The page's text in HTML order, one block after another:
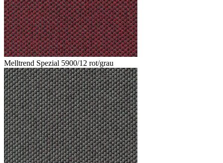
Melltrend Spezial 5900/12 rot/grau